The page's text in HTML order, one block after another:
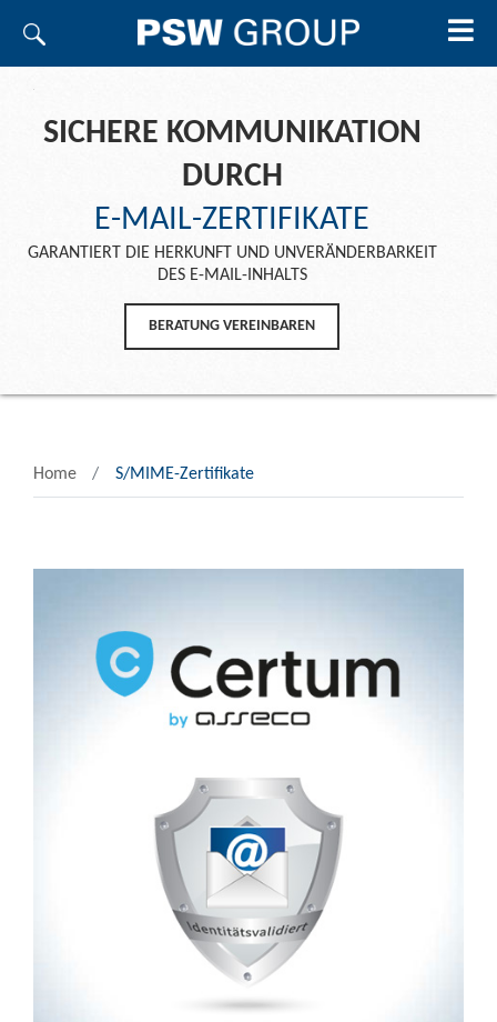
SICHERE KOMMUNIKATION
DURCH
E-MAIL-ZERTIFIKATE
GARANTIERT DIE HERKUNFT UND UNVERÄNDERBARKEIT
DES E-MAIL-INHALTS
BERATUNG VEREINBAREN
Home S/MIME-Zertifikate